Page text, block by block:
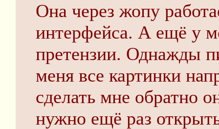
Она через жопу
интерфейса. А ещё у
претензии. Однажды
меня все картинки
сделать мне обратно
нужно ещё раз